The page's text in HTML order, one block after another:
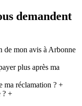
demandent
de mon avis à Arbonne
plus après ma
ma réclamation ?+
?+